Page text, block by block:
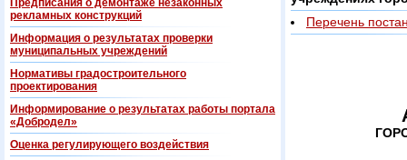
Предписания о демонтаже незаконных
рекламных конструкций
Информация о результатах проверки
муниципальных учреждений
Нормативы градостроительного
проектирования
Информирование о результатах работы портала
«Добродел»
Оценка регулирующего воздействия
Перечень